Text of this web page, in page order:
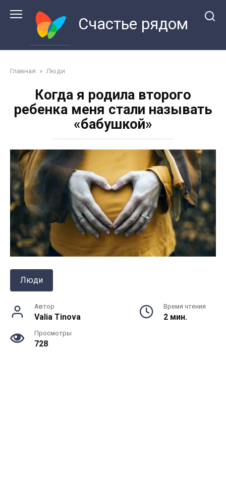
Счастье рядом
Главная » Люди
Когда я родила второго
ребенка меня стали называть
«бабушкой»
Люди
Автор
Valia Tinova
Время чтения
2 мин.
Просмотры
728